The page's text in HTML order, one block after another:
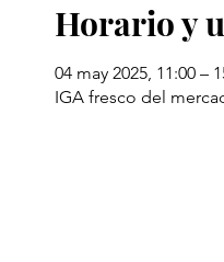
Horario y
04 may 2025, 11:00 –
IGA fresco del